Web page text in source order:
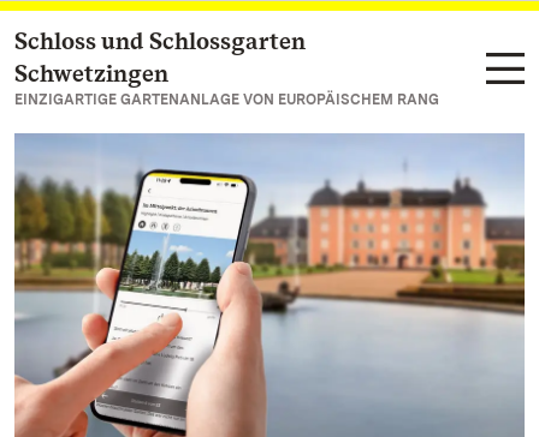
Zum Hauptinhalt springen
Schloss und Schlossgarten
Schwetzingen
EINZIGARTIGE GARTENANLAGE VON EUROPÄISCHEM RANG